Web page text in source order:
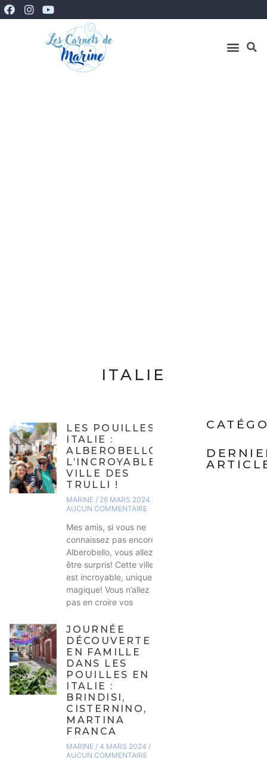
ITALIE
LES POUILLES,
ITALIE :
ALBEROBELLO,
L’INCROYABLE
VILLE DES
TRULLI !
MARINE 26 MARS 2024
AUCUN COMMENTAIRE
Mes amis, si vous ne
connaissez pas encore
Alberobello, vous allez
être surpris! Cette ville
est incroyable, unique,
magique! Vous n’allez
pas en croire vos
JOURNÉE
DÉCOUVERTE
EN FAMILLE
DANS LES
POUILLES EN
ITALIE :
BRINDISI,
CISTERNINO,
MARTINA
FRANCA
MARINE 4 MARS 2024
AUCUN COMMENTAIRE